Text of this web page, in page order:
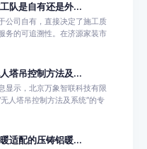
队是自有还是外...
公司自有，直接决定了施工质
务的可追溯性。在济源家装市
塔吊控制方法及...
显示，北京万象智联科技有限
人塔吊控制方法及系统”的专
适配的压铸铝暖...